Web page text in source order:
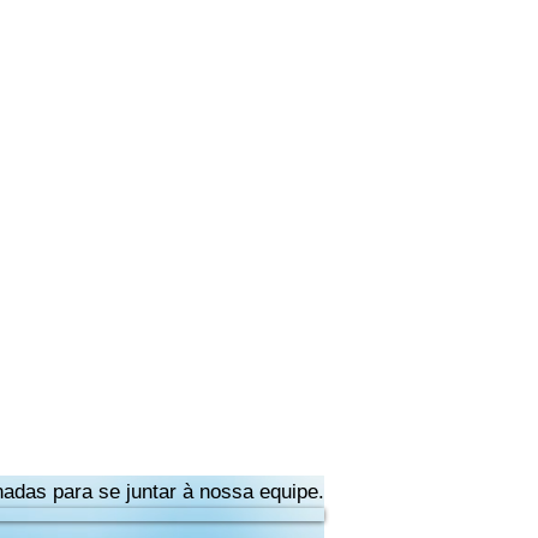
para se juntar à nossa equipe.